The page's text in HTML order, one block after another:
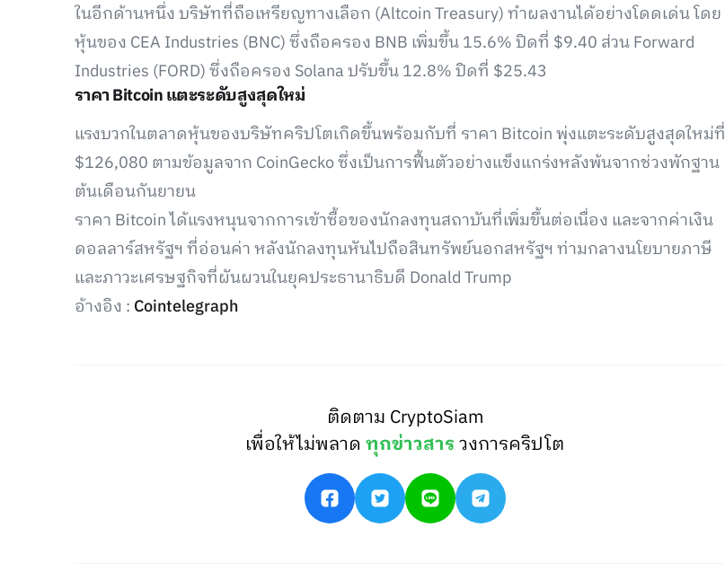
ในอีกด้านหนึ่ง บริษัทที่ถือเหรียญทางเลือก (Altcoin Treasury) ทำผลงานได้อย่างโดดเด่น โดย
หุ้นของ CEA Industries (BNC) ซึ่งถือครอง BNB เพิ่มขึ้น 15.6% ปิดที่ $9.40 ส่วน Forward
Industries (FORD) ซึ่งถือครอง Solana ปรับขึ้น 12.8% ปิดที่ $25.43
ราคา Bitcoin แตะระดับสูงสุดใหม่
แรงบวกในตลาดหุ้นของบริษัทคริปโตเกิดขึ้นพร้อมกับที่ ราคา Bitcoin พุ่งแตะระดับสูงสุดใหม่ที่
$126,080 ตามข้อมูลจาก CoinGecko ซึ่งเป็นการฟื้นตัวอย่างแข็งแกร่งหลังพ้นจากช่วงพักฐาน
ต้นเดือนกันยายน
ราคา Bitcoin ได้แรงหนุนจากการเข้าซื้อของนักลงทุนสถาบันที่เพิ่มขึ้นต่อเนื่อง และจากค่าเงิน
ดอลลาร์สหรัฐฯ ที่อ่อนค่า หลังนักลงทุนหันไปถือสินทรัพย์นอกสหรัฐฯ ท่ามกลางนโยบายภาษี
และภาวะเศรษฐกิจที่ผันผวนในยุคประธานาธิบดี Donald Trump
อ้างอิง : Cointelegraph
ติดตาม CryptoSiam
เพื่อให้ไม่พลาดทุกข่าวสารวงการคริปโต